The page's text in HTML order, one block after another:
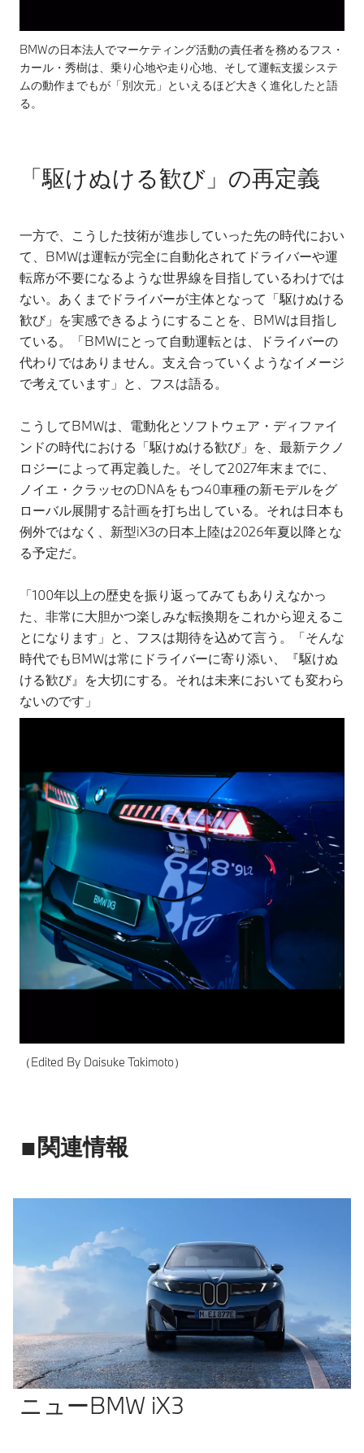
BMWの日本法人でマーケティング活動の責任者を務めるフス・
カール・秀樹は、乗り心地や走り心地、そして運転支援システ
ムの動作までもが「別次元」といえるほど大きく進化したと語
る。
「駆けぬける歓び」の再定義
一方で、こうした技術が進歩していった先の時代におい
て、BMWは運転が完全に自動化されてドライバーや運
転席が不要になるような世界線を目指しているわけでは
ない。あくまでドライバーが主体となって「駆けぬける
歓び」を実感できるようにすることを、BMWは目指し
ている。「BMWにとって自動運転とは、ドライバーの
代わりではありません。支え合っていくようなイメージ
で考えています」と、フスは語る。
こうしてBMWは、電動化とソフトウェア・ディファイ
ンドの時代における「駆けぬける歓び」を、最新テクノ
ロジーによって再定義した。そして2027年末までに、
ノイエ・クラッセのDNAをもつ40車種の新モデルをグ
ローバル展開する計画を打ち出している。それは日本も
例外ではなく、新型iX3の日本上陸は2026年夏以降とな
る予定だ。
「100年以上の歴史を振り返ってみてもありえなかっ
た、非常に大胆かつ楽しみな転換期をこれから迎えるこ
とになります」と、フスは期待を込めて言う。「そんな
時代でもBMWは常にドライバーに寄り添い、『駆けぬ
ける歓び』を大切にする。それは未来においても変わら
ないのです」
（Edited By Daisuke Takimoto）
■関連情報
ニューBMW iX3